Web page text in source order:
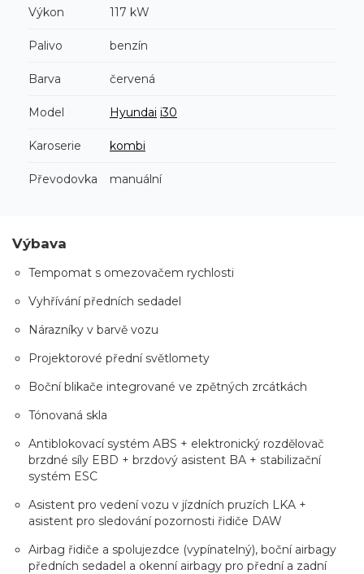
Výkon 117 kW
Palivo benzín
Barva červená
Model Hyundai i30
Karoserie kombi
Převodovka manuální
Výbava
Tempomat s omezovačem rychlosti
Vyhřívání předních sedadel
Nárazníky v barvě vozu
Projektorové přední světlomety
Boční blikače integrované ve zpětných zrcátkách
Tónovaná skla
Antiblokovací systém ABS + elektronický rozdělovač
brzdné síly EBD + brzdový asistent BA + stabilizační
systém ESC
Asistent pro vedení vozu v jízdních pruzích LKA +
asistent pro sledování pozornosti řidiče DAW
Airbag řidiče a spolujezdce (vypínatelný), boční airbagy
předních sedadel a okenní airbagy pro přední a zadní